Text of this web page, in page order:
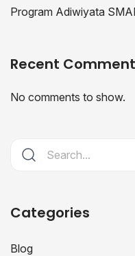
Program Adiwiyata
Recent
No comments to show.
Categories
Blog